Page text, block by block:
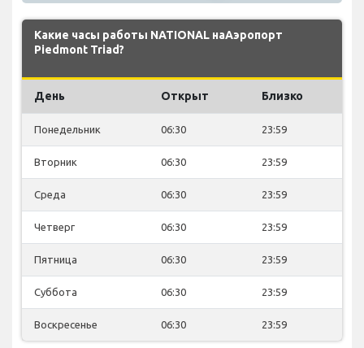
Какие часы работы NATIONAL наАэропорт
Piedmont Triad?
День Открыт Близко
Понедельник 06:30 23:59
Вторник 06:30 23:59
Среда 06:30 23:59
Четверг 06:30 23:59
Пятница 06:30 23:59
Суббота 06:30 23:59
Воскресенье 06:30 23:59